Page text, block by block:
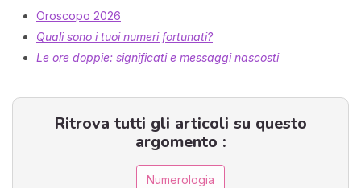
Oroscopo 2026
Quali sono i tuoi numeri fortunati?
Le ore doppie: significati e messaggi nascosti
Ritrova tutti gli articoli su questo
argomento :
Numerologia